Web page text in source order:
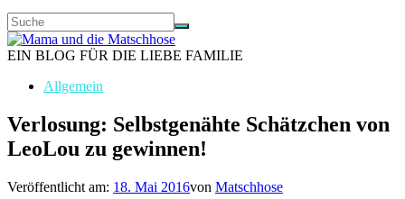
EIN BLOG FÜR DIE LIEBE FAMILIE
Allgemein
Verlosung: Selbstgenähte Schätzchen von
LeoLou zu gewinnen!
Veröffentlicht am: 18. Mai 2016von Matschhose